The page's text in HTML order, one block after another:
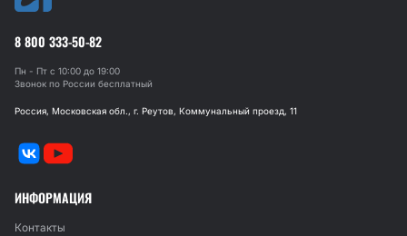
8 800 333-50-82
Пн - Пт с 10:00 до 19:00
Звонок по России бесплатный
Россия, Московская обл., г. Реутов, Коммунальный проезд, 11
ИНФОРМАЦИЯ
Контакты